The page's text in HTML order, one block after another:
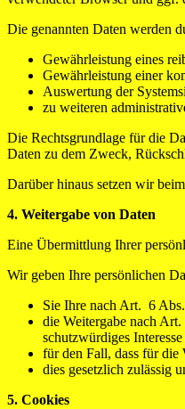
Die genannten Daten werden
Gewährleistung eines
Gewährleistung einer
Auswertung der
zu weiteren
Die Rechtsgrundlage für die
Daten zu dem Zweck,
Darüber hinaus setzen wir
4. Weitergabe von Daten
Eine Übermittlung Ihrer
Wir geben Ihre persönlichen
Sie Ihre nach Art. 6
die Weitergabe nach
schutzwürdiges
für den Fall, dass für
dies gesetzlich zulässig
5. Cookies